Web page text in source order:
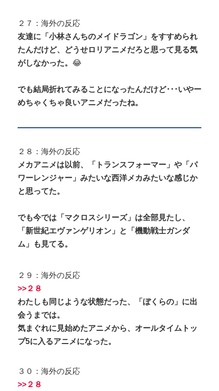
２７：海外の反応
友達に「小林さんちのメイドラゴン」をすすめられ
たんだけど、どうせロリアニメだろと思って見る気
がしなかった。 😂
でも結局折れてみることになったんだけど･･･いやー
めちゃくちゃ良いアニメだったね。
２８：海外の反応
メカアニメは以前、「トランスフォーマー」や「パ
ワーレンジャー」みたいな西洋メカみたいな感じか
と思ってた。
でも今では「マクロスシリーズ」は全部見たし、
「新世紀エヴァンゲリオン」と「機動戦士ガンダ
ム」も見てる。
２９：海外の反応
>>２８
わたしも同じような状態だった、「ぼくらの」に出
会うまでは。
気まぐれに見始めたアニメから、オールタイムトッ
プ5に入るアニメになった。
３０：海外の反応
>>２８